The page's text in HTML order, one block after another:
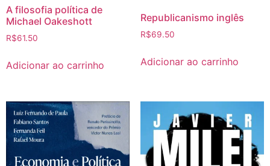
A filosofia política de
Michael Oakeshott
R$61.50
Adicionar ao carrinho
Republicanismo inglês
R$69.50
Adicionar ao carrinho